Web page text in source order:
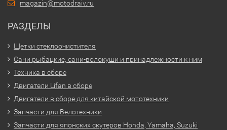
magazin@motodraiv.ru
РАЗДЕЛЫ
Щетки стеклоочистителя
Сани рыбацкие, сани-волокуши и принадлежности к ним
Техника в сборе
Двигатели Lifan в сборе
Двигатели в сборе для китайской мототехники
Запчасти для Велотехники
Запчасти для японских скутеров Honda, Yamaha, Suzuki